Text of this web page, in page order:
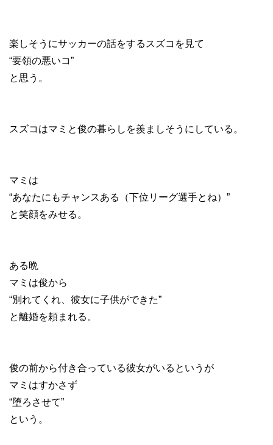
楽しそうにサッカーの話をするスズコを見て
“要領の悪いコ”
と思う。
スズコはマミと俊の暮らしを羨ましそうにしている。
マミは
“あなたにもチャンスある（下位リーグ選手とね）”
と笑顔をみせる。
ある晩
マミは俊から
“別れてくれ、彼女に子供ができた”
と離婚を頼まれる。
俊の前から付き合っている彼女がいるというが
マミはすかさず
“堕ろさせて”
という。